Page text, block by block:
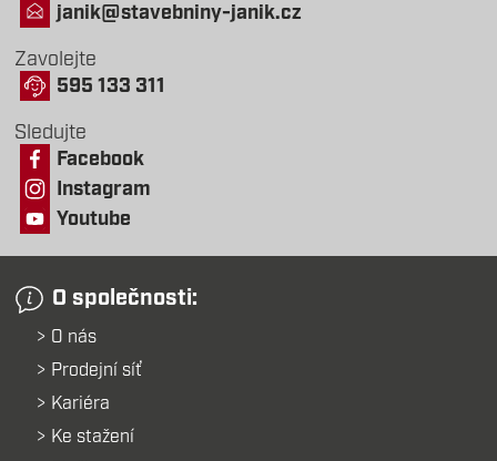
janik@stavebniny-janik.cz
Zavolejte
595 133 311
Sledujte
Facebook
Instagram
Youtube
O společnosti:
O nás
Prodejní síť
Kariéra
Ke stažení